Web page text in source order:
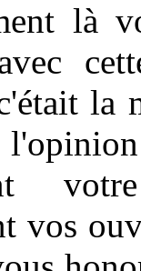
là
la
vos